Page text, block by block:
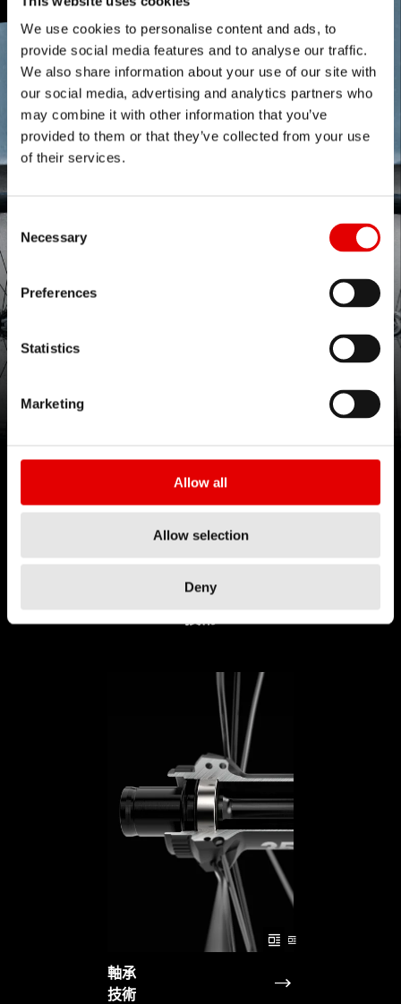
We use cookies to personalise content and ads, to
provide social media features and to analyse our traffic.
We also share information about your use of our site with
our social media, advertising and analytics partners who
may combine it with other information that you’ve
provided to them or that they’ve collected from your use
of their services.
Necessary
Preferences
Statistics
Marketing
Allow all
Allow selection
Deny
STOP THEM IN THEIR TRACKS
全新場地車/單速車輪組
點擊了解
技術
軸承
技術